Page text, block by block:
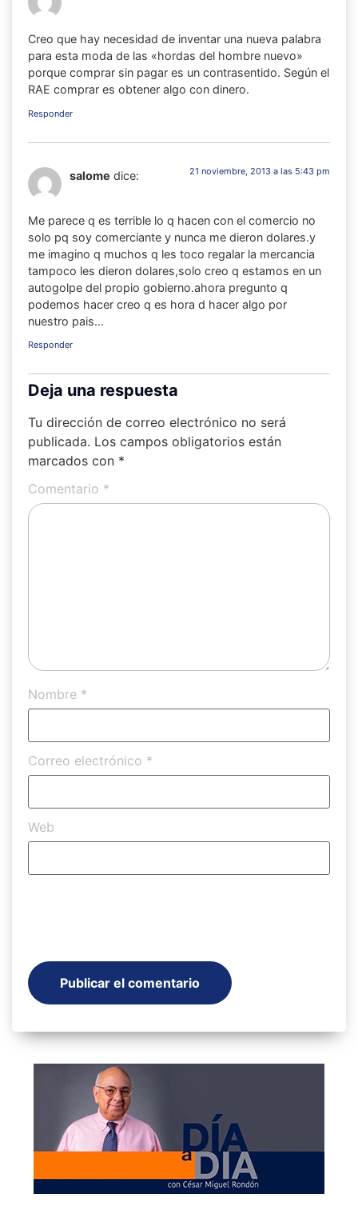
Creo que hay necesidad de inventar una nueva palabra
para esta moda de las «hordas del hombre nuevo»
porque comprar sin pagar es un contrasentido. Según el
RAE comprar es obtener algo con dinero.
Responder
salome dice: 21 noviembre, 2013 a las 5:43 pm
Me parece q es terrible lo q hacen con el comercio no
solo pq soy comerciante y nunca me dieron dolares.y
me imagino q muchos q les toco regalar la mercancia
tampoco les dieron dolares,solo creo q estamos en un
autogolpe del propio gobierno.ahora pregunto q
podemos hacer creo q es hora d hacer algo por
nuestro pais…
Responder
Deja una respuesta
Tu dirección de correo electrónico no será
publicada. Los campos obligatorios están
marcados con *
Comentario *
Nombre *
Correo electrónico *
Web